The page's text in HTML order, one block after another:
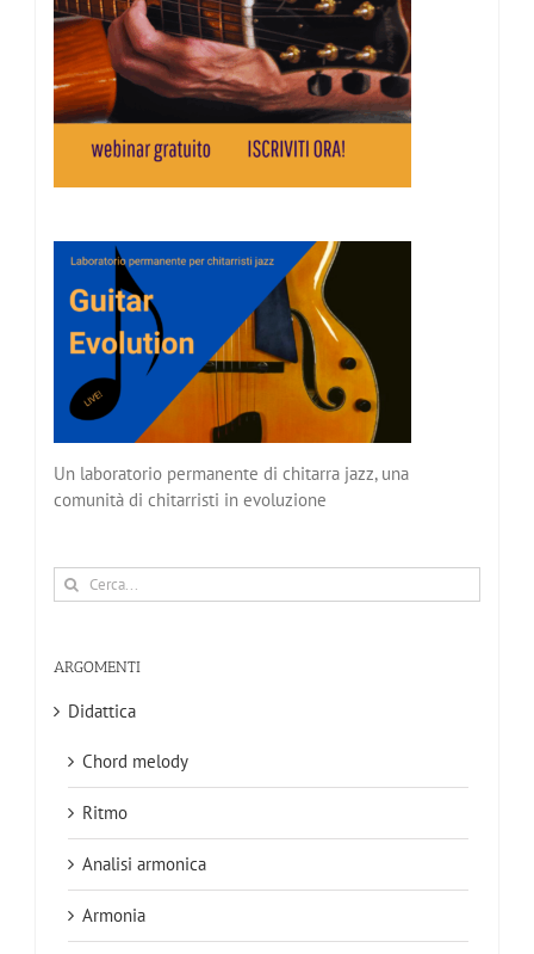
Un laboratorio permanente di chitarra jazz, una
comunità di chitarristi in evoluzione
Cerca
per:
ARGOMENTI
Didattica
Chord melody
Ritmo
Analisi armonica
Armonia